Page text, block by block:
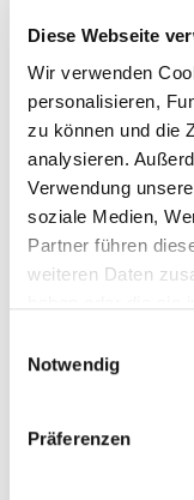
Diese Webseite
Wir verwenden
personalisieren,
zu können und die
analysieren.
Verwendung
soziale Medien,
Partner führen
weiteren Daten
Notwendig
Präferenzen